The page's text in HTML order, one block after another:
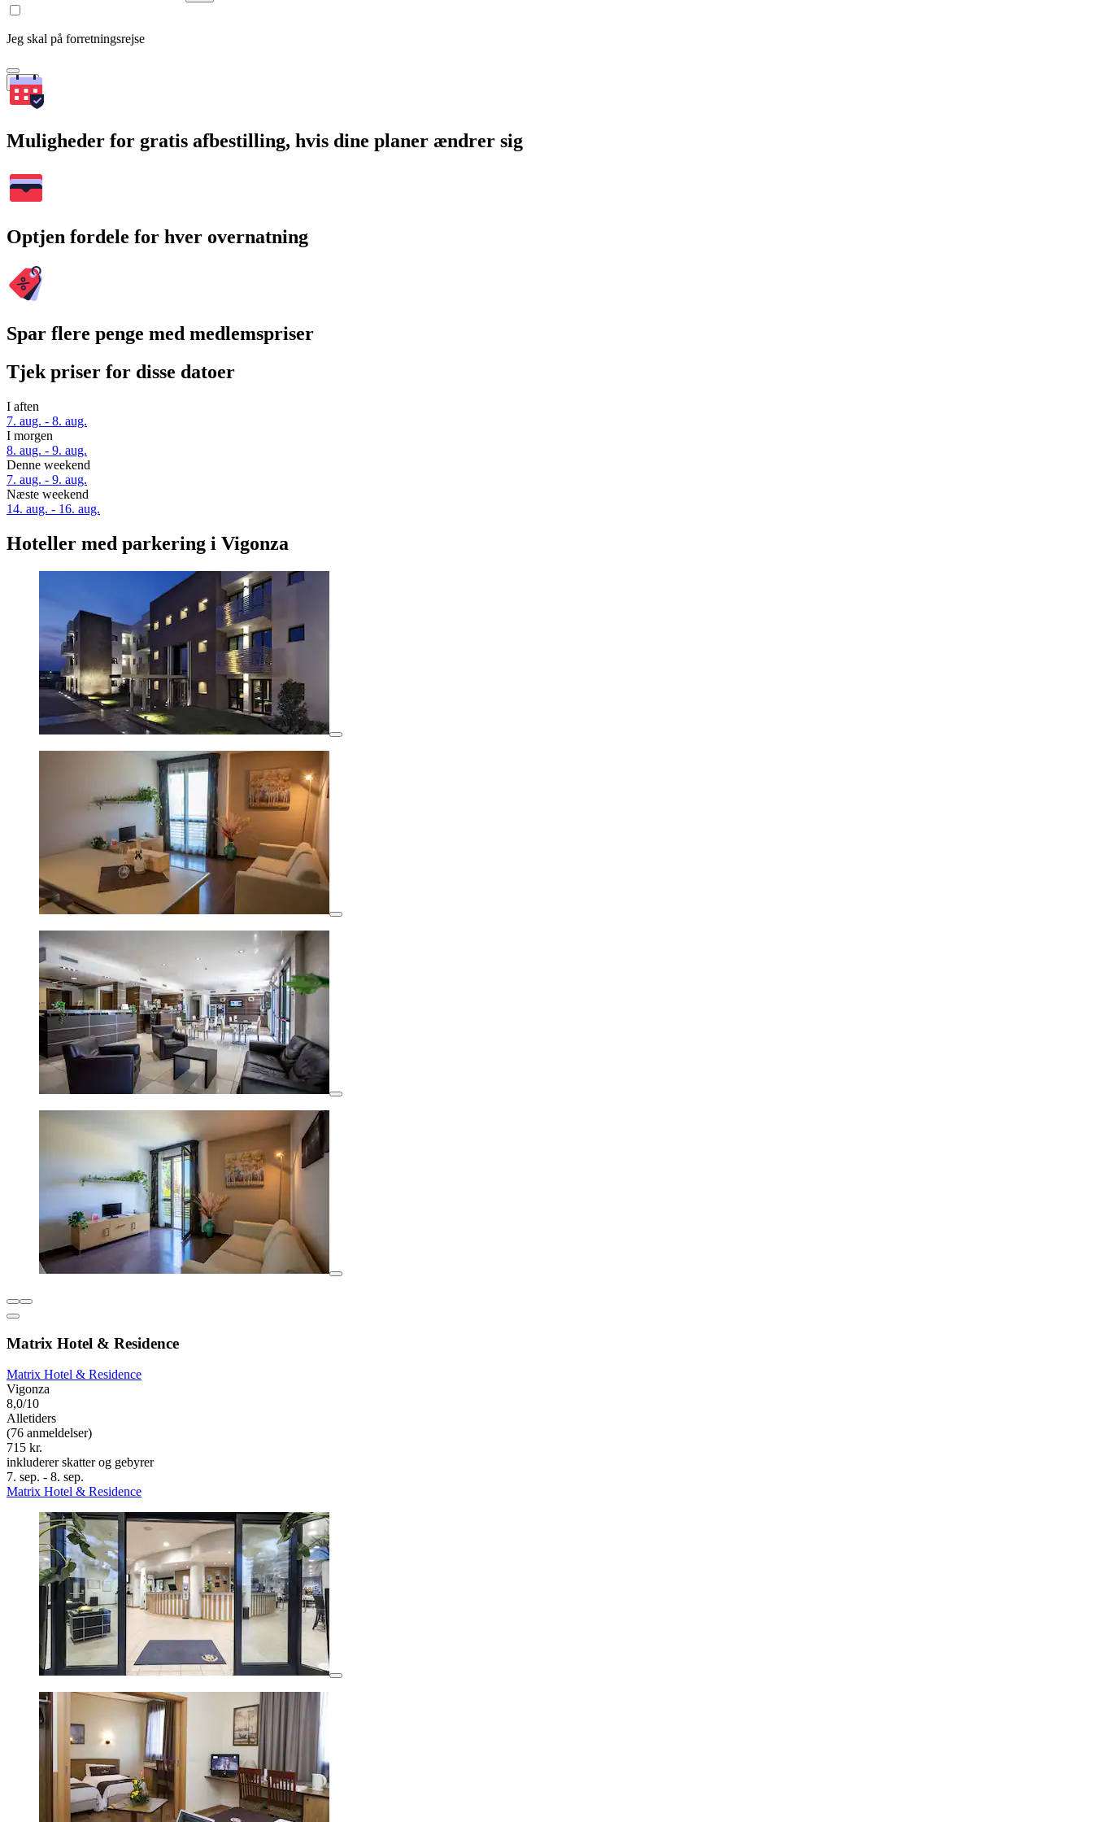
Jeg skal på forretningsrejse
Søg
Muligheder for gratis afbestilling, hvis dine planer ændrer sig
Optjen fordele for hver overnatning
Spar flere penge med medlemspriser
Tjek priser for disse datoer
I aften
7. aug. - 8. aug.
I morgen
8. aug. - 9. aug.
Denne weekend
7. aug. - 9. aug.
Næste weekend
14. aug. - 16. aug.
Hoteller med parkering i Vigonza
Matrix Hotel & Residence
Matrix Hotel & Residence
Vigonza
8,0/10
Alletiders
(76 anmeldelser)
715 kr.
inkluderer skatter og gebyrer
7. sep. - 8. sep.
Matrix Hotel & Residence